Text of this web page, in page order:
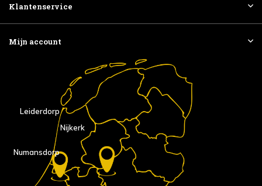
Klantenservice
Mijn account
Nijkerk
Numansdorp
Leiderdorp